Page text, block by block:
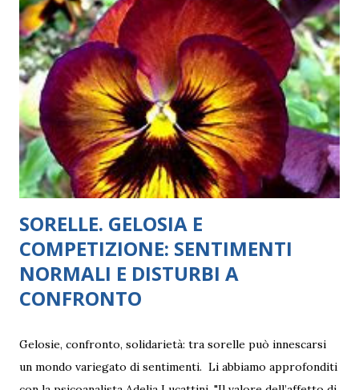
SORELLE. GELOSIA E
COMPETIZIONE: SENTIMENTI
NORMALI E DISTURBI A
CONFRONTO
Gelosie, confronto, solidarietà: tra sorelle può innescarsi
un mondo variegato di sentimenti. Li abbiamo approfonditi